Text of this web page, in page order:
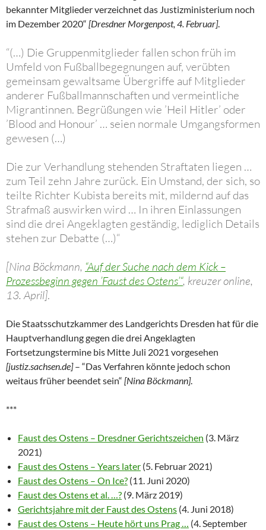
bekannter Mitglieder verzeichnet das Justizministerium noch
im Dezember 2020“ [Dresdner Morgenpost, 4. Februar].
“(…) Die Gruppenmitglieder fallen schon früh im
Umfeld von Fußballbegegnungen auf, verübten
gemeinsam gewaltsame Übergriffe auf Mitglieder
anderer Fußballmannschaften und vermeintliche
Migrantinnen. Begrüßungen wie ’Heil Hitler’ oder
’Blood and Honour’ … seien normale Umgangsformen
gewesen (…)
Die zur Verhandlung stehenden Straftaten liegen …
zum Teil zehn Jahre zurück. Ein Umstand, der sich, so
teilte Richter Kubista bereits mit, mildernd auf das
Strafmaß auswirken wird … In ihren Einlassungen
sind die drei Angeklagten geständig, lediglich Details
stehen zur Debatte (…)“
[Nina Böckmann, “Auf der Suche nach dem Kick –
Prozessbeginn gegen ’Faust des Ostens’“, kreuzer online,
13. April].
Die Staatsschutzkammer des Landgerichts Dresden hat für die
Hauptverhandlung gegen die drei Angeklagten
Fortsetzungstermine bis Mitte Juli 2021 vorgesehen
[justiz.sachsen.de]– “Das Verfahren könnte jedoch schon
weitaus früher beendet sein“ [Nina Böckmann].
***
Faust des Ostens – Dresdner Gerichtszeichen (3. März
2021)
Faust des Ostens – Years later (5. Februar 2021)
Faust des Ostens – On Ice? (11. Juni 2020)
Faust des Ostens et al. …? (9. März 2019)
Gerichtsjahre mit der Faust des Ostens (4. Juni 2018)
Faust des Ostens – Heute hört uns Prag … (4. September